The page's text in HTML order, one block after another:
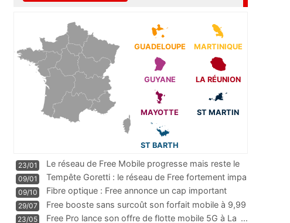
GUADELOUPE MARTINIQUE
GUYANE LA RÉUNION
MAYOTTE ST MARTIN
ST BARTH
23/01
Le réseau de Free Mobile progresse mais reste le
m
...
09/01
Tempête Goretti : le réseau de Free fortement impa
09/10
Fibre optique : Free annonce un cap important
pass
...
29/07
Free booste sans surcoût son forfait mobile à 9,99
23/05 Free Pro lance son offre de flotte mobile 5G à La ...